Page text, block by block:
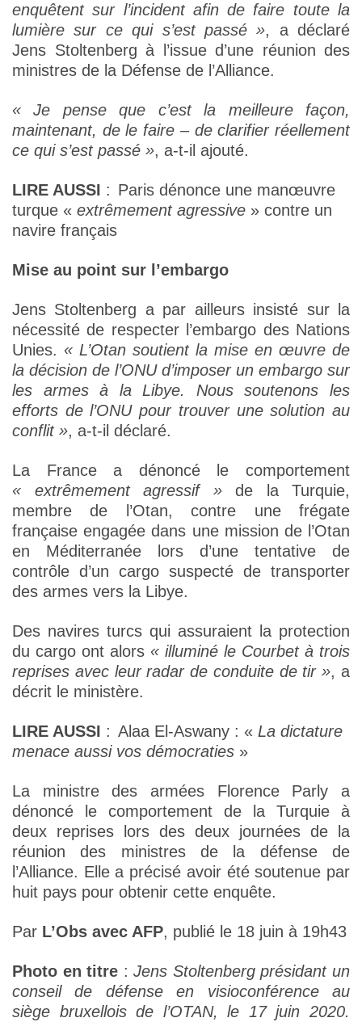
enquêtent sur l’incident afin de faire toute la
lumière sur ce qui s’est passé », a déclaré
Jens Stoltenberg à l’issue d’une réunion des
ministres de la Défense de l’Alliance.
« Je pense que c’est la meilleure façon,
maintenant, de le faire – de clarifier réellement
ce qui s’est passé », a-t-il ajouté.
LIRE AUSSI : Paris dénonce une manœuvre
turque « extrêmement agressive » contre un
navire français
Mise au point sur l’embargo
Jens Stoltenberg a par ailleurs insisté sur la
nécessité de respecter l’embargo des Nations
Unies. « L’Otan soutient la mise en œuvre de
la décision de l’ONU d’imposer un embargo sur
les armes à la Libye. Nous soutenons les
efforts de l’ONU pour trouver une solution au
conflit », a-t-il déclaré.
La France a dénoncé le comportement
« extrêmement agressif »de la Turquie,
membre de l’Otan, contre une frégate
française engagée dans une mission de l’Otan
en Méditerranée lors d’une tentative de
contrôle d’un cargo suspecté de transporter
des armes vers la Libye.
Des navires turcs qui assuraient la protection
du cargo ont alors « illuminé le Courbet à trois
reprises avec leur radar de conduite de tir », a
décrit le ministère.
LIRE AUSSI : Alaa El-Aswany : « La dictature
menace aussi vos démocraties »
La ministre des armées Florence Parly a
dénoncé le comportement de la Turquie à
deux reprises lors des deux journées de la
réunion des ministres de la défense de
l’Alliance. Elle a précisé avoir été soutenue par
huit pays pour obtenir cette enquête.
Par L’Obs avec AFP, publié le 18 juin à 19h43
Photo en titre :Jens Stoltenberg présidant un
conseil de défense en visioconférence au
siège bruxellois de l’OTAN, le 17 juin 2020.